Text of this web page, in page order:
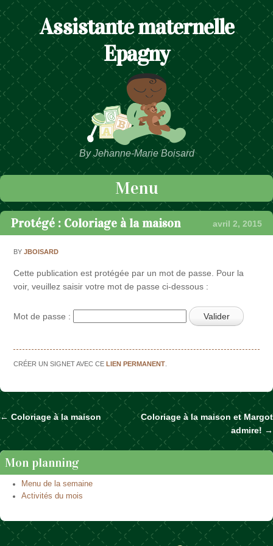
Assistante maternelle
Epagny
By Jehanne-Marie Boisard
Menu
Passer au contenu
Protégé : Coloriage à la maison avril 2, 2015
BYJBOISARD
Cette publication est protégée par un mot de passe. Pour la
voir, veuillez saisir votre mot de passe ci-dessous :
Mot de passe :
CRÉER UN SIGNET AVEC CELIEN PERMANENT
Naviguer dans les articles
← Coloriage à la maison
Coloriage à la maison et Margot
admire! →
Mon planning
Menu de la semaine
Activités du mois